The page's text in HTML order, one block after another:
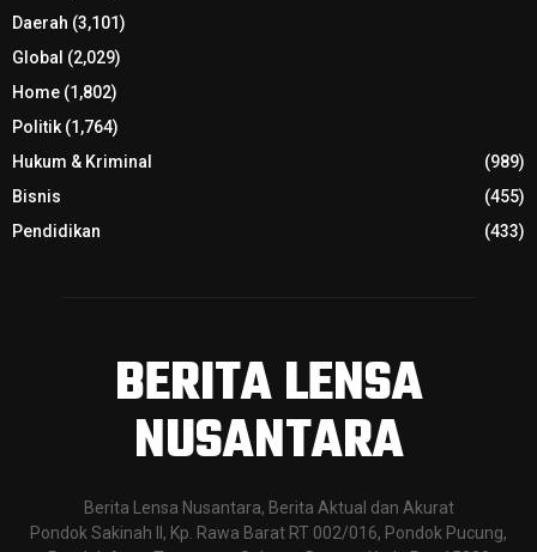
Daerah (3,101)
Global (2,029)
Home (1,802)
Politik(1,764)
Hukum & Kriminal
(989)
Bisnis
(455)
Pendidikan
(433)
BERITA LENSA
NUSANTARA
Berita Lensa Nusantara, Berita Aktual dan Akurat
Pondok Sakinah II, Kp. Rawa Barat RT 002/016, Pondok Pucung,